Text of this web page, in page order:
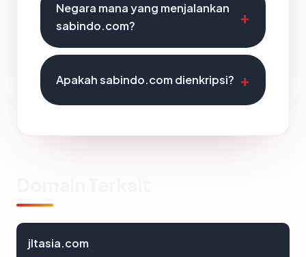
Negara mana yang menjalankan
sabindo.com?
Apakah sabindo.com dienkripsi?
jltasia.com